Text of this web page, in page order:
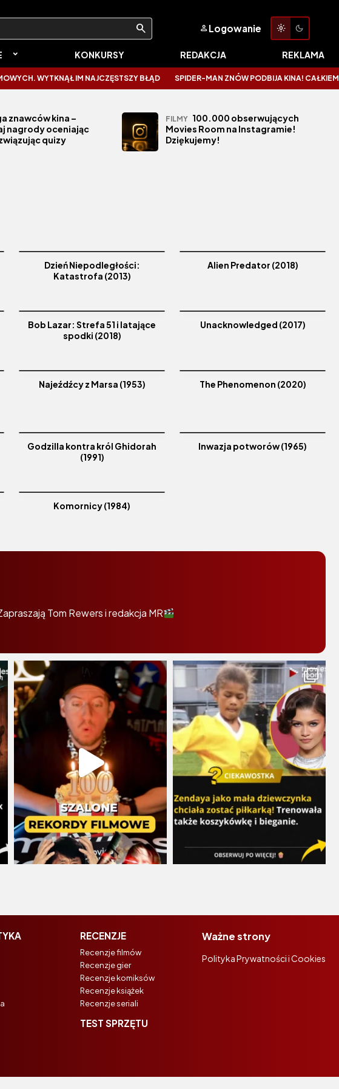
Logowanie
KONKURSY REDAKCJA REKLAMA
WYTKNĄŁ IM NAJCZĘSTSZY BŁĄD SPIDER-MAN ZNÓW PODBIJA KINA! CAŁKIEM
znawców kina –
nagrody oceniając
quizy
FILMY 100.000 obserwujących
Movies Room na Instagramie!
Dziękujemy!
Dzień Niepodległości:
Katastrofa (2013)
Alien Predator (2018)
Bob Lazar: Strefa 51 i latające
spodki (2018)
Unacknowledged (2017)
Najeźdźcy z Marsa (1953) The Phenomenon (2020)
Godzilla kontra król Ghidorah
(1991)
Inwazja potworów (1965)
Komornicy (1984)
Tom Rewers i redakcja MR
RECENZJE
Recenzje filmów
Recenzje gier
Recenzje komiksów
Recenzje książek
Recenzje seriali
TEST SPRZĘTU
Ważne strony
Polityka Prywatności i Cookies